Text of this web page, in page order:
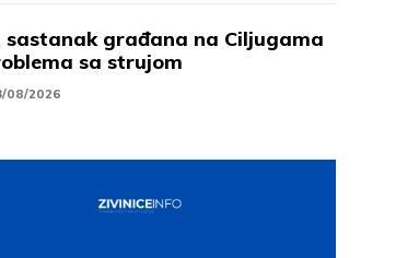
sastanak građana na Ciljugama
sa strujom
08/2026